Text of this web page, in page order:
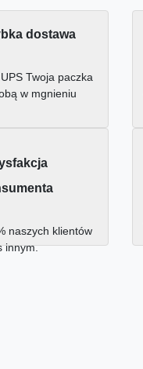
dostawa
Twoja paczka
w mgnieniu
naszych klientów
innym.